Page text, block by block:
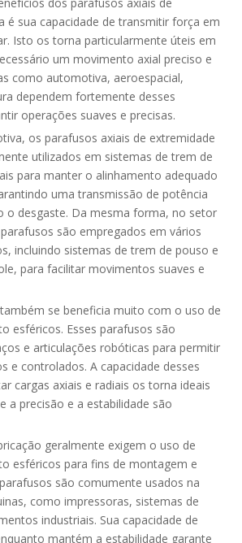
é sua capacidade de transmitir força em
Isto os torna particularmente úteis em
um movimento axial preciso e
como automotiva, aeroespacial,
dependem fortemente desses
operações suaves e precisas.
os parafusos axiais de extremidade
utilizados em sistemas de trem de
para manter o alinhamento adequado
uma transmissão de potência
o desgaste. Da mesma forma, no setor
são empregados em vários
incluindo sistemas de trem de pouso e
para facilitar movimentos suaves e
se beneficia muito com o uso de
esféricos. Esses parafusos são
e articulações robóticas para permitir
e controlados. A capacidade desses
cargas axiais e radiais os torna ideais
a precisão e a estabilidade são
geralmente exigem o uso de
esféricos para fins de montagem e
são comumente usados ​​na
como impressoras, sistemas de
industriais. Sua capacidade de
mantém a estabilidade garante